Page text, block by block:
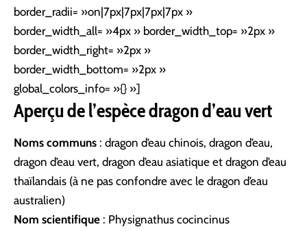
border_radii= »on|7px|7px|7px|7px »
border_width_all= »4px » border_width_top= »2px »
border_width_right= »2px »
border_width_bottom= »2px »
global_colors_info= »{} »]
Aperçu de l’espècedragon d’eau vert
Noms communs : dragon d’eau chinois, dragon d’eau,
dragon d’eau vert, dragon d’eau asiatique et dragon d’eau
thaïlandais (à ne pas confondre avec le dragon d’eau
australien)
Nom scientifique : Physignathus cocincinus